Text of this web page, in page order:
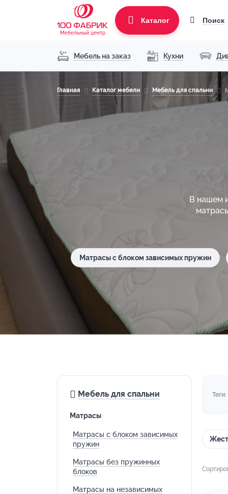
Мебельный центр
Каталог Поиск
Мебель на заказ Кухни
Главная Каталог мебели Мебель для спальни
В нашем
Матрасы с блоком зависимых пружин
Мебель для спальни
Матрасы
Матрасы с блоком зависимых
пружин
Матрасы без пружинных
блоков
Матрасы на независимых
Теги: